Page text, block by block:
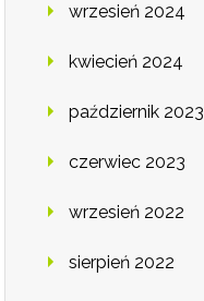
wrzesień 2024
kwiecień 2024
październik 2023
czerwiec 2023
wrzesień 2022
sierpień 2022